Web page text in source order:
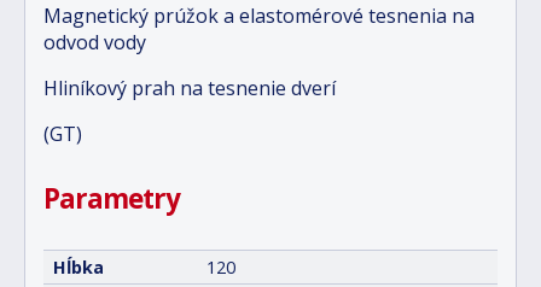
Magnetický prúžok a elastomérové tesnenia na
odvod vody
Hliníkový prah na tesnenie dverí
(GT)
Parametry
Hĺbka
120